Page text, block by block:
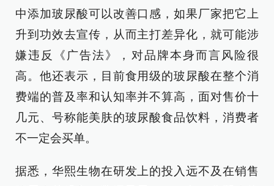
中添加玻尿酸可以改善口感，如果厂家把它上
升到功效去宣传，从而主打差异化，就可能涉
嫌违反《广告法》，对品牌本身而言风险很
高。他还表示，目前食用级的玻尿酸在整个消
费端的普及率和认知率并不算高，面对售价十
几元、号称能美肤的玻尿酸食品饮料，消费者
不一定会买单。
据悉，华熙生物在研发上的投入远不及在销售